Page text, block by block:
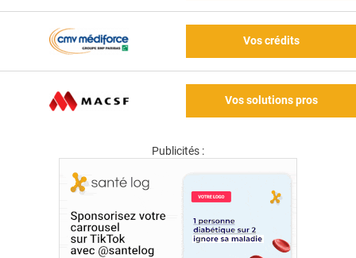
Vos crédits
Vos solutions pros
Publicités :